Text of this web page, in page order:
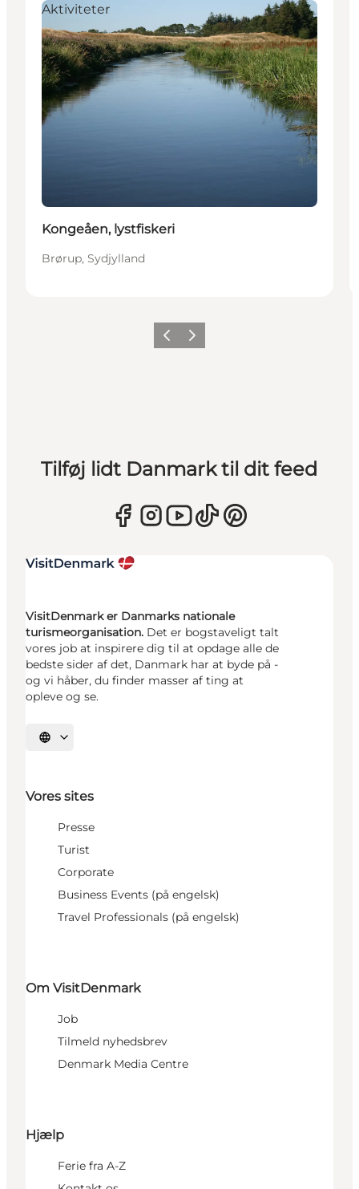
Aktiviteter
Kongeåen, lystfiskeri
Brørup, Sydjylland
ForrigeNæste
Tilføj lidt Danmark til dit feed
VisitDenmark er Danmarks nationale
turismeorganisation. Det er bogstaveligt talt
vores job at inspirere dig til at opdage alle de
bedste sider af det, Danmark har at byde på -
og vi håber, du finder masser af ting at
opleve og se.
Vælg sprog
Vores sites
Presse
Turist
Corporate
Business Events (på engelsk)
Travel Professionals (på engelsk)
Om VisitDenmark
Job
Tilmeld nyhedsbrev
Denmark Media Centre
Hjælp
Ferie fra A-Z